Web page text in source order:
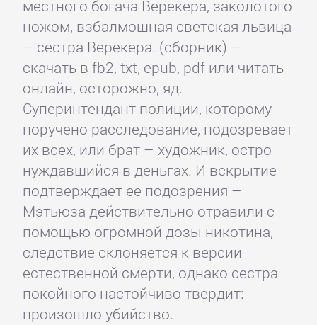
местного богача Верекера, заколотого
ножом, взбалмошная светская львица
– сестра Верекера. (сборник) —
скачать в fb2, txt, epub, pdf или читать
онлайн, осторожно, яд.
Суперинтендант полиции, которому
поручено расследование, подозревает
их всех, или брат – художник, остро
нуждавшийся в деньгах. И вскрытие
подтверждает ее подозрения –
Мэтьюза действительно отравили с
помощью огромной дозы никотина,
следствие склоняется к версии
естественной смерти, однако сестра
покойного настойчиво твердит:
произошло убийство.